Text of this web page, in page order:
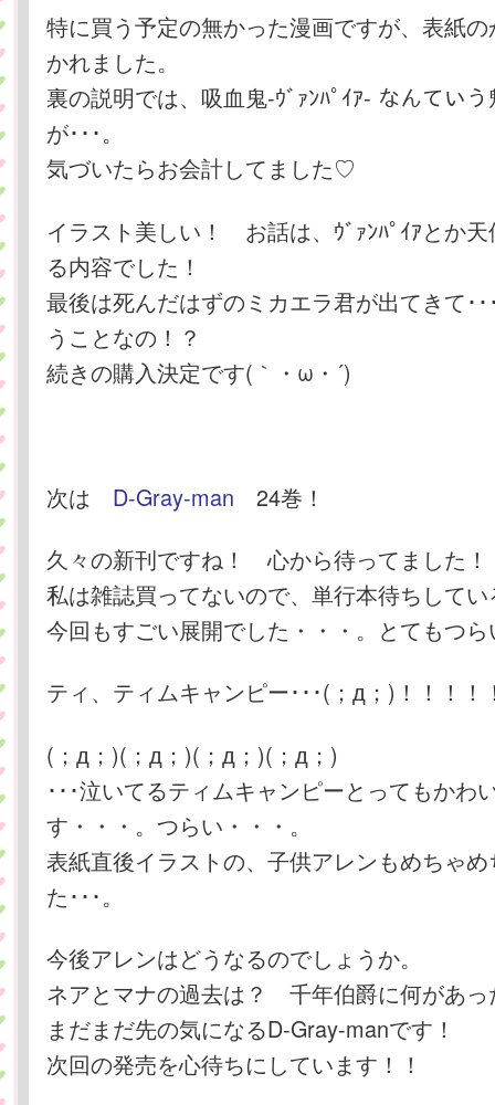
特に買う予定の無かった漫画ですが、表紙
かれました。
裏の説明では、吸血鬼-ｳﾞｧﾝﾊﾟｲｱ- なんてい
が･･･。
気づいたらお会計してました♡
イラスト美しい！ お話は、ｳﾞｧﾝﾊﾟｲｱとか
る内容でした！
最後は死んだはずのミカエラ君が出てきて･
うことなの！？
続きの購入決定です(｀・ω・´)
次は D-Gray-man 24巻！
久々の新刊ですね！ 心から待ってました！
私は雑誌買ってないので、単行本待ちして
今回もすごい展開でした・・・。とてもつら
ティ、ティムキャンピー･･･(；д；)！！！！
(；д；)(；д；)(；д；)(；д；)
･･･泣いてるティムキャンピーとってもかわ
す・・・。つらい・・・。
表紙直後イラストの、子供アレンもめちゃ
た･･･。
今後アレンはどうなるのでしょうか。
ネアとマナの過去は？ 千年伯爵に何があっ
まだまだ先の気になるD-Gray-manです！
次回の発売を心待ちにしています！！